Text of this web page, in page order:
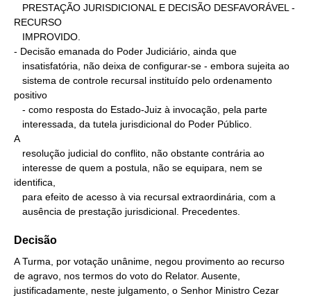
RECURSO
- Decisão emanada do Poder Judiciário, ainda que
positivo
A
identifica,
   ausência de prestação jurisdicional. Precedentes.
Decisão
A Turma, por votação unânime, negou provimento ao recurso
de agravo, nos termos do voto do Relator. Ausente,
justificadamente, neste julgamento, o Senhor Ministro Cezar